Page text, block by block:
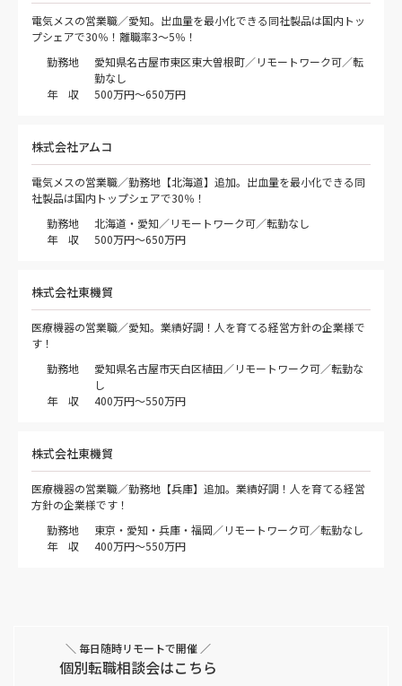
電気メスの営業職／愛知。出血量を最小化できる同社製品は国内トッ
プシェアで30％！離職率3～5％！
勤務地
愛知県名古屋市東区東大曽根町／リモートワーク可／転
勤なし
年 収
500万円～650万円
株式会社アムコ
電気メスの営業職／勤務地【北海道】追加。出血量を最小化できる同
社製品は国内トップシェアで30％！
勤務地
北海道・愛知／リモートワーク可／転勤なし
年 収
500万円～650万円
株式会社東機貿
医療機器の営業職／愛知。業績好調！人を育てる経営方針の企業様で
す！
勤務地
愛知県名古屋市天白区植田／リモートワーク可／転勤な
し
年 収
400万円～550万円
株式会社東機貿
医療機器の営業職／勤務地【兵庫】追加。業績好調！人を育てる経営
方針の企業様です！
勤務地
東京・愛知・兵庫・福岡／リモートワーク可／転勤なし
年 収
400万円～550万円
＼ 毎日随時リモートで開催 ／
個別転職相談会はこちら